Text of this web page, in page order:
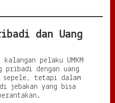
dan Uang
pelaku UMKM
pribadi dengan uang
tetapi dalam
jebakan yang bisa